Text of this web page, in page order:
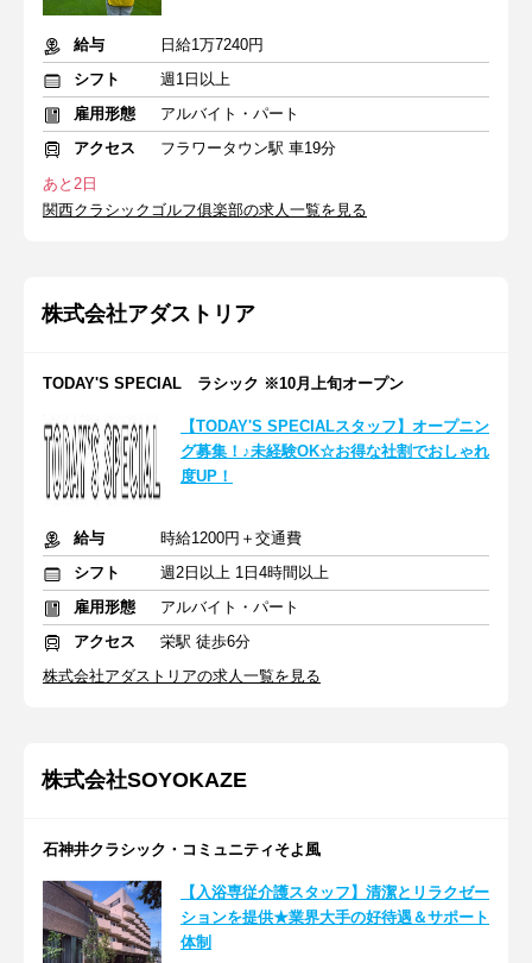
給与
日給1万7240円
シフト
週1日以上
雇用形態
アルバイト・パート
アクセス
フラワータウン駅 車19分
あと2日
関西クラシックゴルフ俱楽部の求人一覧を見る
株式会社アダストリア
TODAY'S SPECIAL ラシック ※10月上旬オープン
【TODAY'S SPECIALスタッフ】オープニン
グ募集！♪未経験OK☆お得な社割でおしゃれ
度UP！
給与
時給1200円＋交通費
シフト
週2日以上 1日4時間以上
雇用形態
アルバイト・パート
アクセス
栄駅 徒歩6分
株式会社アダストリアの求人一覧を見る
株式会社SOYOKAZE
石神井クラシック・コミュニティそよ風
【入浴専従介護スタッフ】清潔とリラクゼー
ションを提供★業界大手の好待遇＆サポート
体制